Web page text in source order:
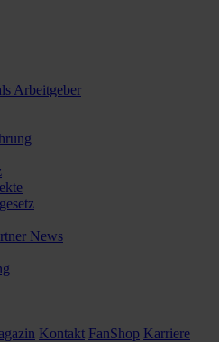
Arbeitgeber
News
Kontakt FanShop Karriere